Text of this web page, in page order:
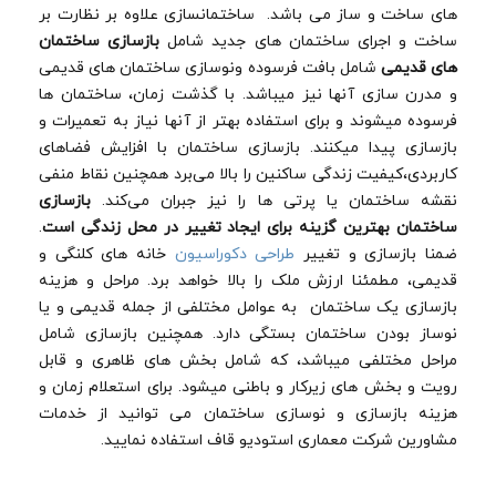
های ساخت و ساز می باشد. ساختمانسازی علاوه بر نظارت بر
ساخت و اجرای ساختمان های جدید شاملبازسازی ساختمان
های قدیمی شامل بافت فرسوده ونوسازی ساختمان های قدیمی
و مدرن سازی آنها نیز میباشد. با گذشت زمان، ساختمان ها
فرسوده میشوند و برای استفاده بهتر از آنها نیاز به تعمیرات و
بازسازی پیدا میکنند. بازسازی ساختمان با افزایش فضاهای
کاربردی،کیفیت زندگی ساکنین را بالا می‌برد همچنین نقاط منفی
نقشه ساختمان یا پرتی ها را نیز جبران می‌کند. بازسازی
ساختمان بهترین گزینه‌ برای ایجاد تغییر در محل زندگی است.
ضمنا بازسازی و تغییر طراحی دکوراسیون خانه های کلنگی و
قدیمی، مطمئنا ارزش ملک را بالا خواهد برد. مراحل و هزینه
بازسازی یک ساختمان به عوامل مختلفی از جمله قدیمی و یا
نوساز بودن ساختمان بستگی دارد. همچنین بازسازی شامل
مراحل مختلفی میباشد، که شامل بخش های ظاهری و قابل
رویت و بخش های زیرکار و باطنی میشود. برای استعلام زمان و
هزینه بازسازی و نوسازی ساختمان می توانید از خدمات
مشاورین شرکت معماری استودیو قاف استفاده نمایید.